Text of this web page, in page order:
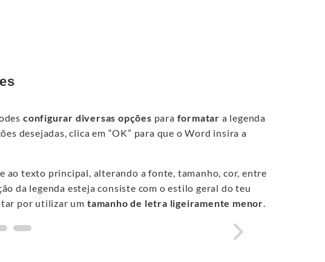
configurar diversas opções para formatar a legenda
desejadas, clica em “OK” para que o Word insira a
ao texto principal, alterando a fonte, tamanho, cor, entre
da legenda esteja consiste com o estilo geral do teu
por utilizar um tamanho de letra ligeiramente menor.